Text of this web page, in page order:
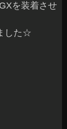
を装着させ
した☆